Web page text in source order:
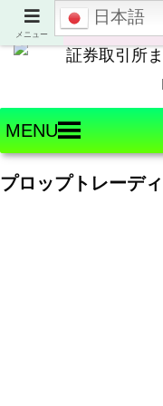
MENU
プロップトレーデ
メニュー
日本語